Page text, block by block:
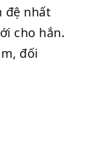
đệ nhất
cho hắn.
đối